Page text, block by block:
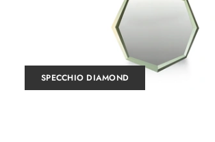
SPECCHIO DIAMOND